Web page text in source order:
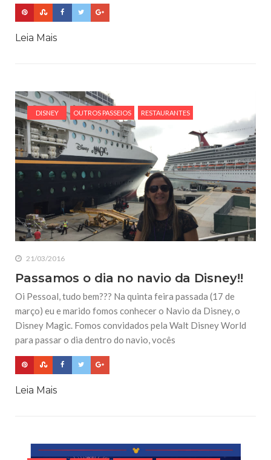
Leia Mais
DISNEY OUTROS PASSEIOS RESTAURANTES
21/03/2016
Passamos o dia no navio da Disney!!
Oi Pessoal, tudo bem??? Na quinta feira passada (17 de
março) eu e marido fomos conhecer o Navio da Disney, o
Disney Magic. Fomos convidados pela Walt Disney World
para passar o dia dentro do navio, vocês
Leia Mais